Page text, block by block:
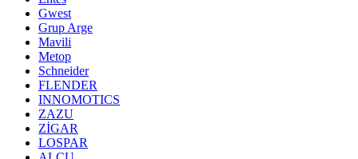
Gwest
Grup Arge
Mavili
Metop
Schneider
FLENDER
INNOMOTICS
ZAZU
ZİGAR
LOSPAR